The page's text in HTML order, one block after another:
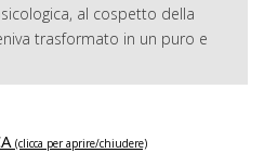
al cospetto della
trasformato in un puro e
(clicca per aprire/chiudere)